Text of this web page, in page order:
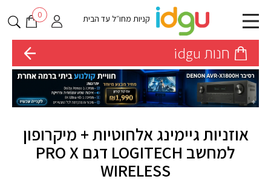
קניות מחו״ל עד הבית 0
חנות idgu
אוזניות גיימינג אלחוטיות + מיקרופון
למחשב LOGITECH דגם PRO X
WIRELESS